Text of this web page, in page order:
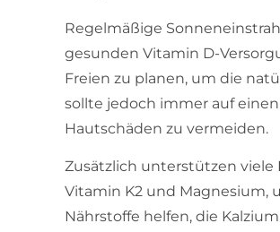
Regelmäßige
gesunden Vitamin D-
Freien zu planen, um die
sollte jedoch immer auf
Hautschäden zu vermeiden.
Zusätzlich unterstützen
Vitamin K2 und Magnesium,
Nährstoffe helfen, die